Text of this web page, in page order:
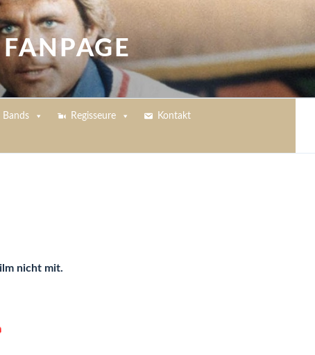
Bands Regisseure Kontakt
nicht mit.